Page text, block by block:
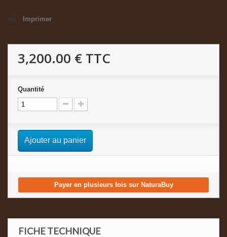
Imprimer
3,200.00 € TTC
Quantité
Ajouter au panier
Payer en plusieurs fois sur NaturaBuy
FICHE TECHNIQUE